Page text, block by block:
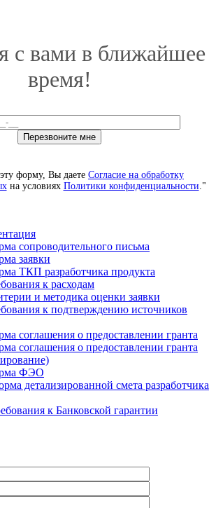
с вами в ближайшее
время!
форму, Вы даете Согласие на обработку
на условиях Политики конфиденциальности ."
сопроводительного письма
заявки
ТКП разработчика продукта
к расходам
и методика оценки заявки
к подтверждению источников
соглашения о предоставлении гранта
соглашения о предоставлении гранта
ФЭО
детализированной смета разработчика
к Банковской гарантии